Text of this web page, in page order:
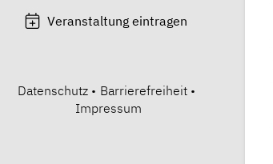
Veranstaltung eintragen
Datenschutz • Barrierefreiheit •
Impressum